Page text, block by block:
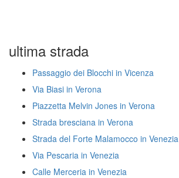
ultima strada
Passaggio dei Blocchi in Vicenza
Via Biasi in Verona
Piazzetta Melvin Jones in Verona
Strada bresciana in Verona
Strada del Forte Malamocco in Venezia
Via Pescaria in Venezia
Calle Merceria in Venezia